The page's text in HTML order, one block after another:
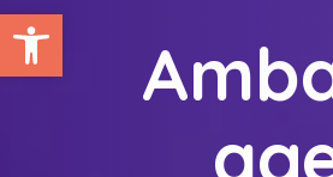
Abrir barra de